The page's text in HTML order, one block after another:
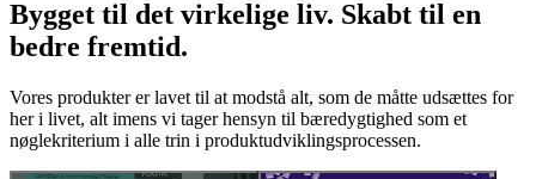
Bygget til det virkelige liv. Skabt til en
bedre fremtid.
Vores produkter er lavet til at modstå alt, som de måtte udsættes for
her i livet, alt imens vi tager hensyn til bæredygtighed som et
nøglekriterium i alle trin i produktudviklingsprocessen.